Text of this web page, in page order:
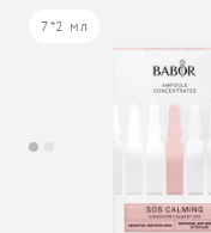
7*2 мл